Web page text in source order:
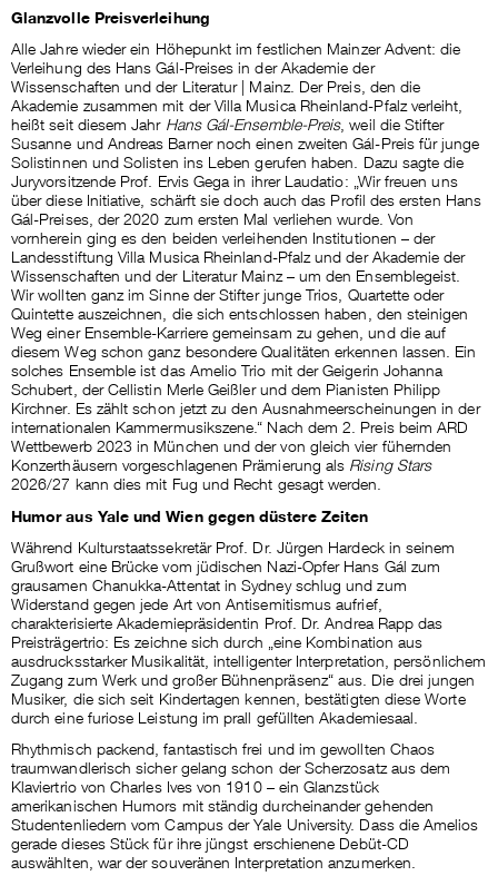
Glanzvolle Preisverleihung
Alle Jahre wieder ein Höhepunkt im festlichen Mainzer Advent: die
Verleihung des Hans Gál-Preises in der Akademie der
Wissenschaften und der Literatur | Mainz. Der Preis, den die
Akademie zusammen mit der Villa Musica Rheinland-Pfalz verleiht,
heißt seit diesem JahrHans Gál-Ensemble-Preis, weil die Stifter
Susanne und Andreas Barner noch einen zweiten Gál-Preis für junge
Solistinnen und Solisten ins Leben gerufen haben. Dazu sagte die
Juryvorsitzende Prof. Ervis Gega in ihrer Laudatio: „Wir freuen uns
über diese Initiative, schärft sie doch auch das Profil des ersten Hans
Gál-Preises, der 2020 zum ersten Mal verliehen wurde. Von
vornherein ging es den beiden verleihenden Institutionen – der
Landesstiftung Villa Musica Rheinland-Pfalz und der Akademie der
Wissenschaften und der Literatur Mainz – um den Ensemblegeist.
Wir wollten ganz im Sinne der Stifter junge Trios, Quartette oder
Quintette auszeichnen, die sich entschlossen haben, den steinigen
Weg einer Ensemble-Karriere gemeinsam zu gehen, und die auf
diesem Weg schon ganz besondere Qualitäten erkennen lassen. Ein
solches Ensemble ist das Amelio Trio mit der Geigerin Johanna
Schubert, der Cellistin Merle Geißler und dem Pianisten Philipp
Kirchner. Es zählt schon jetzt zu den Ausnahmeerscheinungen in der
internationalen Kammermusikszene.“ Nach dem 2. Preis beim ARD
Wettbewerb 2023 in München und der von gleich vier fühernden
Konzerthäusern vorgeschlagenen Prämierung alsRising Stars
2026/27 kann dies mit Fug und Recht gesagt werden.
Humor aus Yale und Wien gegen düstere Zeiten
Während Kulturstaatssekretär Prof. Dr. Jürgen Hardeck in seinem
Grußwort eine Brücke vom jüdischen Nazi-Opfer Hans Gál zum
grausamen Chanukka-Attentat in Sydney schlug und zum
Widerstand gegen jede Art von Antisemitismus aufrief,
charakterisierte Akademiepräsidentin Prof. Dr. Andrea Rapp das
Preisträgertrio: Es zeichne sich durch „eine Kombination aus
ausdrucksstarker Musikalität, intelligenter Interpretation, persönlichem
Zugang zum Werk und großer Bühnenpräsenz“ aus. Die drei jungen
Musiker, die sich seit Kindertagen kennen, bestätigten diese Worte
durch eine furiose Leistung im prall gefüllten Akademiesaal.
Rhythmisch packend, fantastisch frei und im gewollten Chaos
traumwandlerisch sicher gelang schon der Scherzosatz aus dem
Klaviertrio von Charles Ives von 1910 – ein Glanzstück
amerikanischen Humors mit ständig durcheinander gehenden
Studentenliedern vom Campus der Yale University. Dass die Amelios
gerade dieses Stück für ihre jüngst erschienene Debüt-CD
auswählten, war der souveränen Interpretation anzumerken.